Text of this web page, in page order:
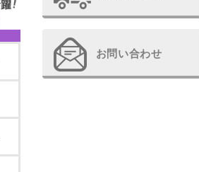
お問い合わせ